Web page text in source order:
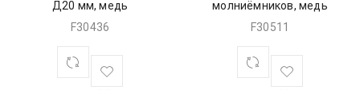
Д20 мм, медь
F30436
молниёмников, медь
F30511